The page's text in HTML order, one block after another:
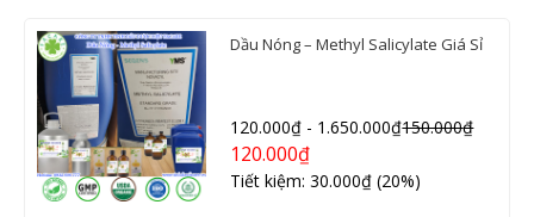
Dầu Nóng – Methyl Salicylate Giá Sỉ
120.000₫ - 1.650.000₫150.000₫
120.000₫
Tiết kiệm: 30.000₫ (20%)